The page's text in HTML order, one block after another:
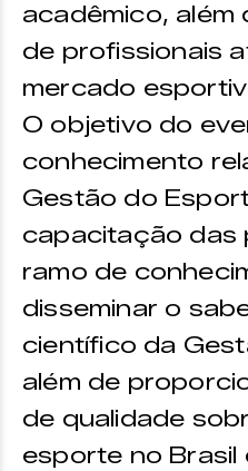
acadêmico,
de profissionais
mercado
O objetivo do
conhecimento
Gestão do
capacitação das
ramo de
disseminar o
científico da
além de
de qualidade
esporte no Brasil